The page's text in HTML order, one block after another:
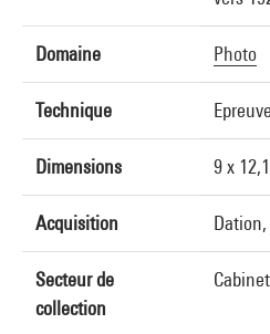
Domaine Photo
Technique
Dimensions 9 x
Acquisition
Secteur de
collection